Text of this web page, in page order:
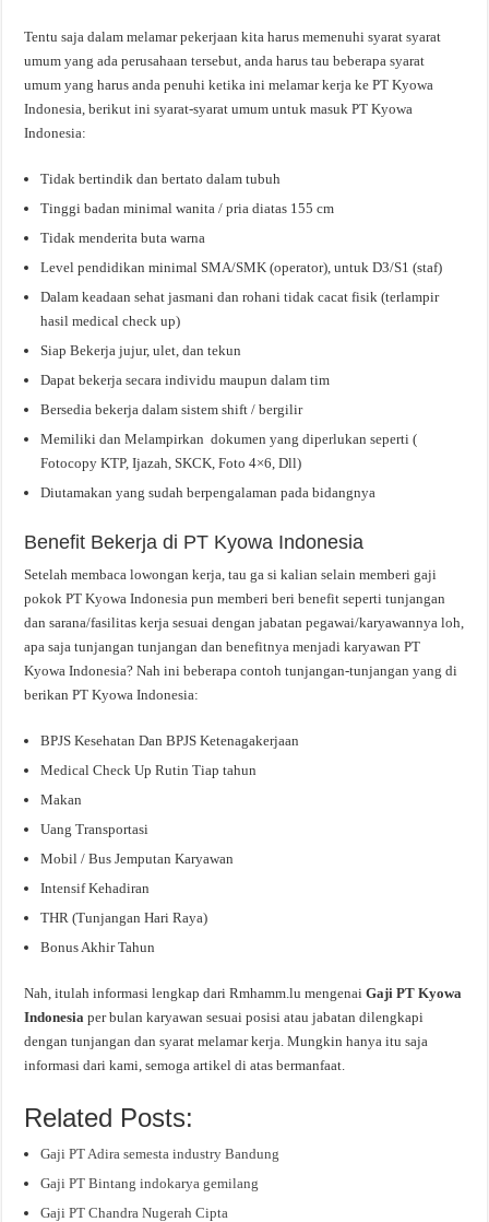
Tentu saja dalam melamar pekerjaan kita harus memenuhi syarat syarat
umum yang ada perusahaan tersebut, anda harus tau beberapa syarat
umum yang harus anda penuhi ketika ini melamar kerja ke PT Kyowa
Indonesia, berikut ini syarat-syarat umum untuk masuk PT Kyowa
Indonesia:
Tidak bertindik dan bertato dalam tubuh
Tinggi badan minimal wanita / pria diatas 155 cm
Tidak menderita buta warna
Level pendidikan minimal SMA/SMK (operator), untuk D3/S1 (staf)
Dalam keadaan sehat jasmani dan rohani tidak cacat fisik (terlampir
hasil medical check up)
Siap Bekerja jujur, ulet, dan tekun
Dapat bekerja secara individu maupun dalam tim
Bersedia bekerja dalam sistem shift / bergilir
Memiliki dan Melampirkan dokumen yang diperlukan seperti (
Fotocopy KTP, Ijazah, SKCK, Foto 4×6, Dll)
Diutamakan yang sudah berpengalaman pada bidangnya
Benefit Bekerja di PT Kyowa Indonesia
Setelah membaca lowongan kerja, tau ga si kalian selain memberi gaji
pokok PT Kyowa Indonesia pun memberi beri benefit seperti tunjangan
dan sarana/fasilitas kerja sesuai dengan jabatan pegawai/karyawannya loh,
apa saja tunjangan tunjangan dan benefitnya menjadi karyawan PT
Kyowa Indonesia? Nah ini beberapa contoh tunjangan-tunjangan yang di
berikan PT Kyowa Indonesia:
BPJS Kesehatan Dan BPJS Ketenagakerjaan
Medical Check Up Rutin Tiap tahun
Makan
Uang Transportasi
Mobil / Bus Jemputan Karyawan
Intensif Kehadiran
THR (Tunjangan Hari Raya)
Bonus Akhir Tahun
Nah, itulah informasi lengkap dari Rmhamm.lu mengenaiGaji PT Kyowa
Indonesiaper bulan karyawan sesuai posisi atau jabatan dilengkapi
dengan tunjangan dan syarat melamar kerja. Mungkin hanya itu saja
informasi dari kami, semoga artikel di atas bermanfaat.
Related Posts:
Gaji PT Adira semesta industry Bandung
Gaji PT Bintang indokarya gemilang
Gaji PT Chandra Nugerah Cipta